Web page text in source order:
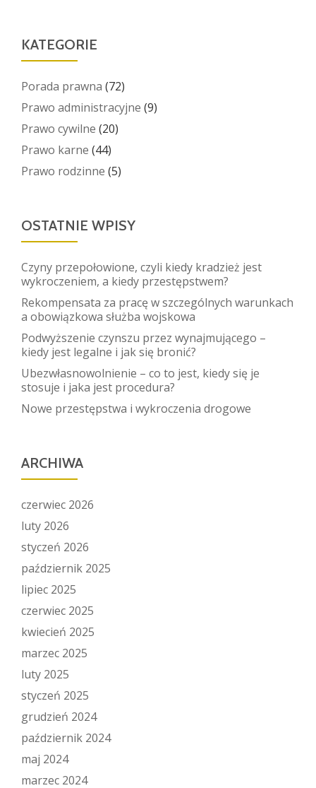
KATEGORIE
Porada prawna (72)
Prawo administracyjne (9)
Prawo cywilne (20)
Prawo karne (44)
Prawo rodzinne (5)
OSTATNIE WPISY
Czyny przepołowione, czyli kiedy kradzież jest
wykroczeniem, a kiedy przestępstwem?
Rekompensata za pracę w szczególnych warunkach
a obowiązkowa służba wojskowa
Podwyższenie czynszu przez wynajmującego –
kiedy jest legalne i jak się bronić?
Ubezwłasnowolnienie – co to jest, kiedy się je
stosuje i jaka jest procedura?
Nowe przestępstwa i wykroczenia drogowe
ARCHIWA
czerwiec 2026
luty 2026
styczeń 2026
październik 2025
lipiec 2025
czerwiec 2025
kwiecień 2025
marzec 2025
luty 2025
styczeń 2025
grudzień 2024
październik 2024
maj 2024
marzec 2024